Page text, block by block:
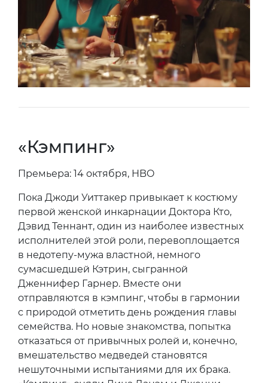
«Кэмпинг»
Премьера: 14 октября, HBO
Пока Джоди Уиттакер привыкает к костюму
первой женской инкарнации Доктора Кто,
Дэвид Теннант, один из наиболее известных
исполнителей этой роли, перевоплощается
в недотепу-мужа властной, немного
сумасшедшей Кэтрин, сыгранной
Дженнифер Гарнер. Вместе они
отправляются в кэмпинг, чтобы в гармонии
с природой отметить день рождения главы
семейства. Но новые знакомства, попытка
отказаться от привычных ролей и, конечно,
вмешательство медведей становятся
нешуточными испытаниями для их брака.